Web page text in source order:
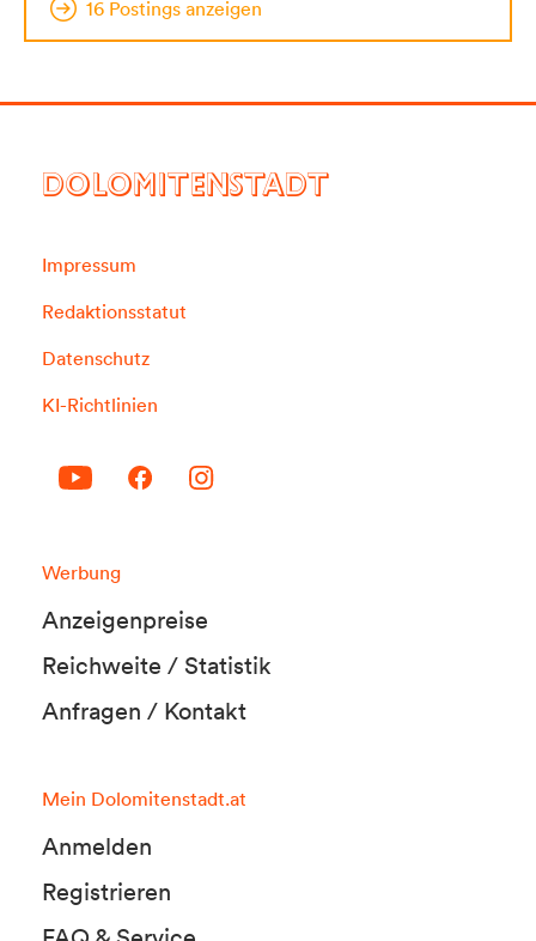
16 Postings anzeigen
DOLOMITENSTADT
Impressum
Redaktionsstatut
Datenschutz
KI-Richtlinien
Werbung
Anzeigenpreise
Reichweite / Statistik
Anfragen / Kontakt
Mein Dolomitenstadt.at
Anmelden
Registrieren